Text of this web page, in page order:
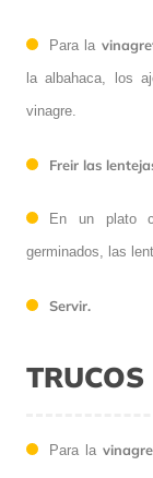
Para la
la albahaca, los
vinagre.
Freir las
En un plato
germinados, las
Servir.
TRUCOS
Para la